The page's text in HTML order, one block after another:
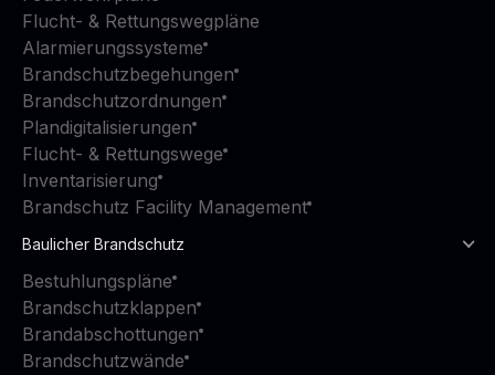
Flucht- & Rettungswegpläne
Alarmierungssysteme
Brandschutzbegehungen
Brandschutzordnungen
Plandigitalisierungen
Flucht- & Rettungswege
Inventarisierung
Brandschutz Facility Management
Baulicher Brandschutz
Bestuhlungspläne
Brandschutzklappen
Brandabschottungen
Brandschutzwände